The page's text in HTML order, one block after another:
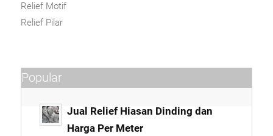
Relief Motif
Relief Pilar
Popular
Jual Relief Hiasan Dinding dan
Harga Per Meter